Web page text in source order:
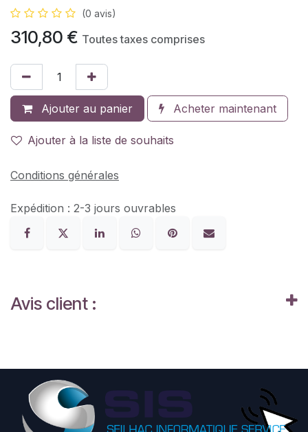
(0 avis)
310,80 € Toutes taxes comprises
Ajouter au panier Acheter maintenant
Ajouter à la liste de souhaits
Conditions générales
Expédition : 2-3 jours ouvrables
Avis client :